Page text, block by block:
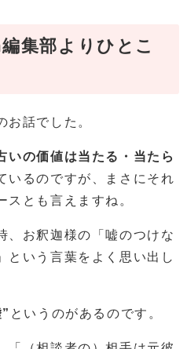
集部よりひとこ
お話でした。
いの価値は当たる・当たら
いるのですが、まさにそれ
スとも言えますね。
、お釈迦様の「嘘のつけな
という言葉をよく思い出し
というのがあるのです。